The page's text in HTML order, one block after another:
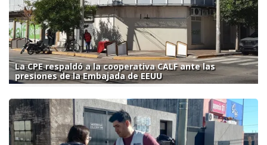
La CPE respaldó a la cooperativa CALF ante las
presiones de la Embajada de EEUU